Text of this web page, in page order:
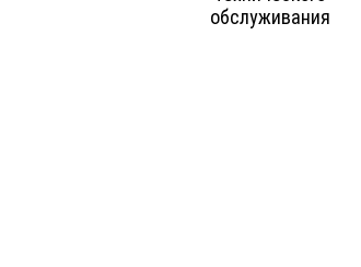
обслуживания